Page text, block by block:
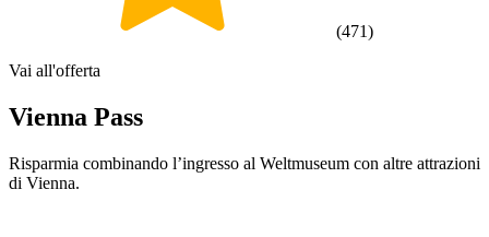
(471)
Vai all'offerta
Vienna Pass
Risparmia combinando l’ingresso al Weltmuseum con altre attrazioni
di Vienna.